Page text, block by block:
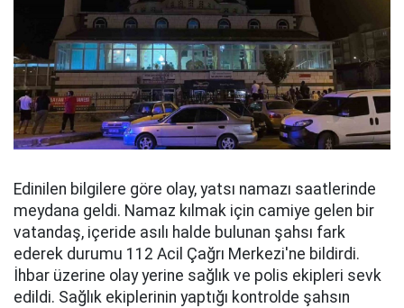
Edinilen bilgilere göre olay, yatsı namazı saatlerinde
meydana geldi. Namaz kılmak için camiye gelen bir
vatandaş, içeride asılı halde bulunan şahsı fark
ederek durumu 112 Acil Çağrı Merkezi'ne bildirdi.
İhbar üzerine olay yerine sağlık ve polis ekipleri sevk
edildi. Sağlık ekiplerinin yaptığı kontrolde şahsın